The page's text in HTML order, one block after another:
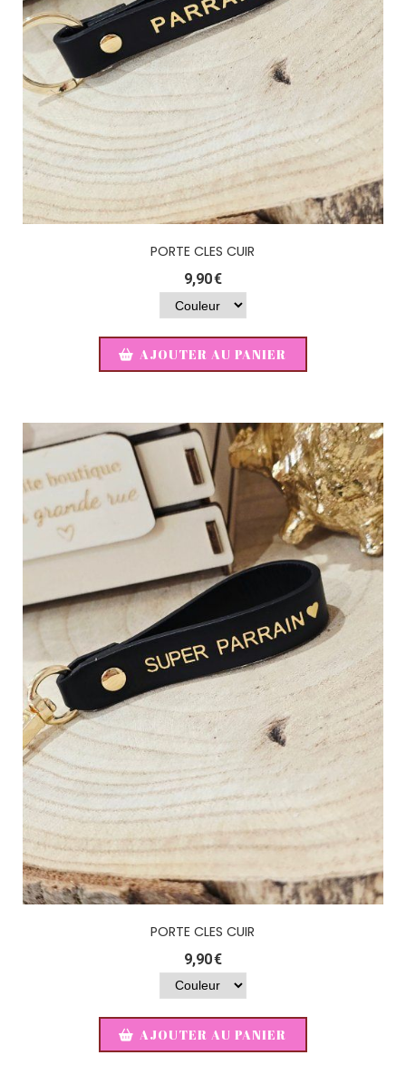
PORTE CLES CUIR
9,90€
AJOUTER AU PANIER
PORTE CLES CUIR
9,90€
AJOUTER AU PANIER